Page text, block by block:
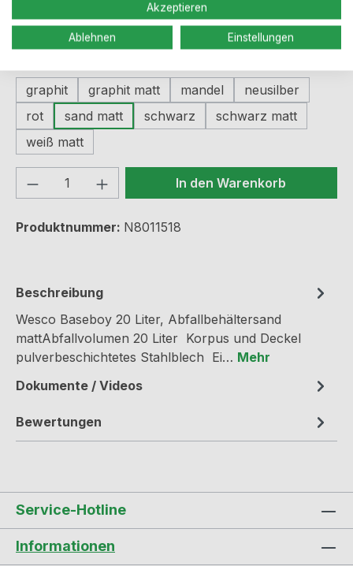
Sofort verfügbar, Lieferzeit: 2-5 Werktage
graphit
graphit matt mandel
neusilber
rot
sand matt schwarz
schwarz matt
weiß matt
Produkt Anzahl: Gib denIn den Warenkorb
Produktnummer: N8011518
Beschreibung
Wesco Baseboy 20 Liter, Abfallbehältersand
mattAbfallvolumen 20 Liter Korpus und Deckel
pulverbeschichtetes Stahlblech Ei… Mehr
Dokumente / Videos
Bewertungen
Service-Hotline
Informationen
Akzeptieren
Ablehnen Einstellungen